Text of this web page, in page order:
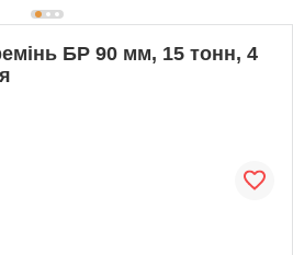
БР 90 мм, 15 тонн, 4